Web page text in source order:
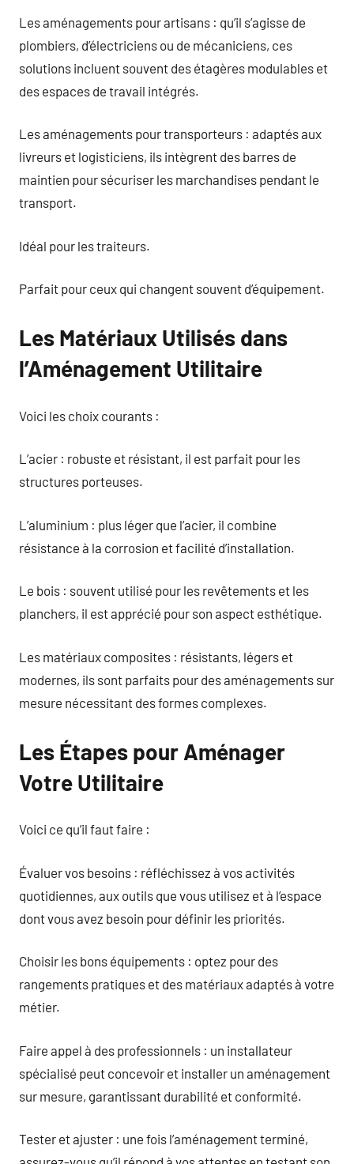
Les aménagements pour artisans : qu’il s’agisse de
plombiers, d’électriciens ou de mécaniciens, ces
solutions incluent souvent des étagères modulables et
des espaces de travail intégrés.
Les aménagements pour transporteurs : adaptés aux
livreurs et logisticiens, ils intègrent des barres de
maintien pour sécuriser les marchandises pendant le
transport.
Idéal pour les traiteurs.
Parfait pour ceux qui changent souvent d’équipement.
Les Matériaux Utilisés dans
l’Aménagement Utilitaire
Voici les choix courants :
L’acier : robuste et résistant, il est parfait pour les
structures porteuses.
L’aluminium : plus léger que l’acier, il combine
résistance à la corrosion et facilité d’installation.
Le bois : souvent utilisé pour les revêtements et les
planchers, il est apprécié pour son aspect esthétique.
Les matériaux composites : résistants, légers et
modernes, ils sont parfaits pour des aménagements sur
mesure nécessitant des formes complexes.
Les Étapes pour Aménager
Votre Utilitaire
Voici ce qu’il faut faire :
Évaluer vos besoins : réfléchissez à vos activités
quotidiennes, aux outils que vous utilisez et à l’espace
dont vous avez besoin pour définir les priorités.
Choisir les bons équipements : optez pour des
rangements pratiques et des matériaux adaptés à votre
métier.
Faire appel à des professionnels : un installateur
spécialisé peut concevoir et installer un aménagement
sur mesure, garantissant durabilité et conformité.
Tester et ajuster : une fois l’aménagement terminé,